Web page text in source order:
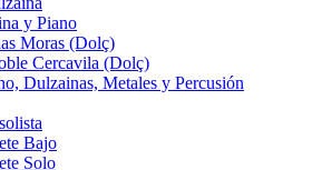
y Piano
Moras (Dolç)
Cercavila (Dolç)
Dulzainas, Metales y Percusión
Bajo
Solo